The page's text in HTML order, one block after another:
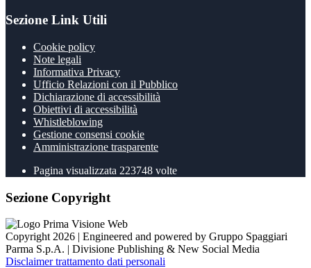
Sezione Link Utili
Cookie policy
Note legali
Informativa Privacy
Ufficio Relazioni con il Pubblico
Dichiarazione di accessibilità
Obiettivi di accessibilità
Whistleblowing
Gestione consensi cookie
Amministrazione trasparente
Pagina visualizzata 223748 volte
Sezione Copyright
Copyright 2026 | Engineered and powered by Gruppo Spaggiari
Parma S.p.A. | Divisione Publishing & New Social Media
Disclaimer trattamento dati personali